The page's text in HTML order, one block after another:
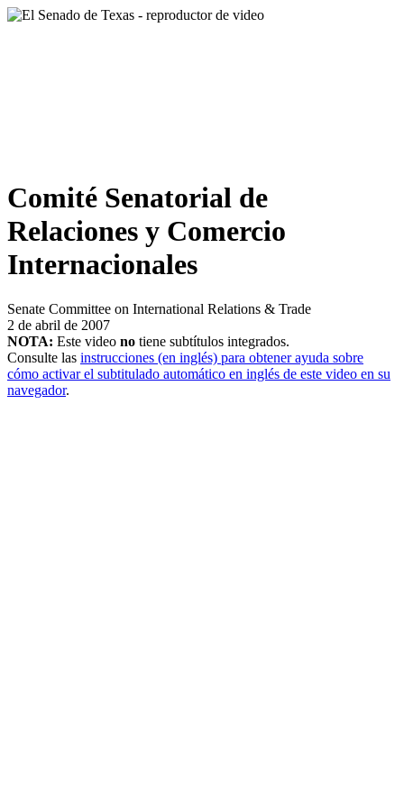
Comité Senatorial de
Relaciones y Comercio
Internacionales
Senate Committee on International Relations & Trade
2 de abril de 2007
NOTA: Este video no tiene subtítulos integrados.
Consulte las instrucciones (en inglés) para obtener ayuda sobre
cómo activar el subtitulado automático en inglés de este video en su
navegador.